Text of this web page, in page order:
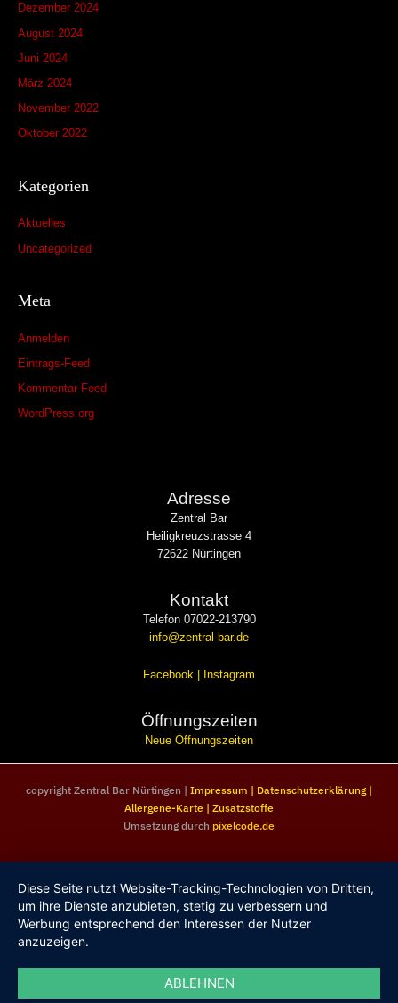
Dezember 2024
August 2024
Juni 2024
März 2024
November 2022
Oktober 2022
Kategorien
Aktuelles
Uncategorized
Meta
Anmelden
Eintrags-Feed
Kommentar-Feed
WordPress.org
Adresse
Zentral Bar
Heiligkreuzstrasse 4
72622 Nürtingen
Kontakt
Telefon 07022-213790
info@zentral-bar.de
Facebook Instagram
Öffnungszeiten
Neue Öffnungszeiten
copyright Zentral Bar Nürtingen | Impressum | Datenschutzerklärung|
Allergene-Karte | Zusatzstoffe
Umsetzung durch pixelcode.de
Diese Seite nutzt Website-Tracking-Technologien von Dritten,
um ihre Dienste anzubieten, stetig zu verbessern und
Werbung entsprechend den Interessen der Nutzer
anzuzeigen.
ABLEHNEN